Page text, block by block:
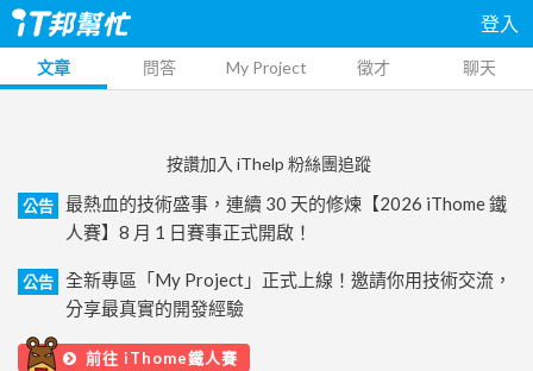
登入
文章 問答 My Project 徵才 聊天
按讚加入 iThelp 粉絲團追蹤
公告
最熱血的技術盛事，連續 30 天的修煉【2026 iThome 鐵
人賽】8 月 1 日賽事正式開啟！
公告
全新專區「My Project」正式上線！邀請你用技術交流，
分享最真實的開發經驗
前往 iThome鐵人賽